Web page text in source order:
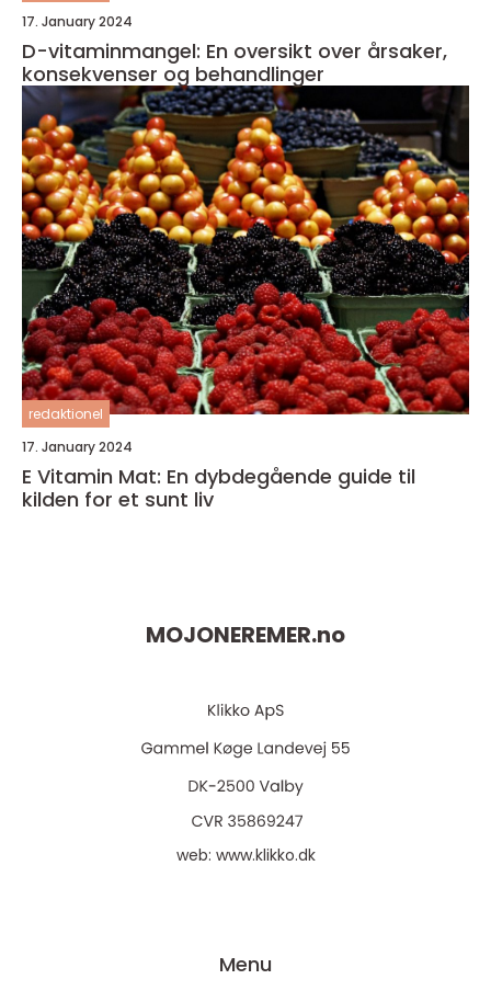
17. January 2024
D-vitaminmangel: En oversikt over årsaker,
konsekvenser og behandlinger
redaktionel
17. January 2024
E Vitamin Mat: En dybdegående guide til
kilden for et sunt liv
MOJONEREMER.no
web: www.klikko.dk
Menu